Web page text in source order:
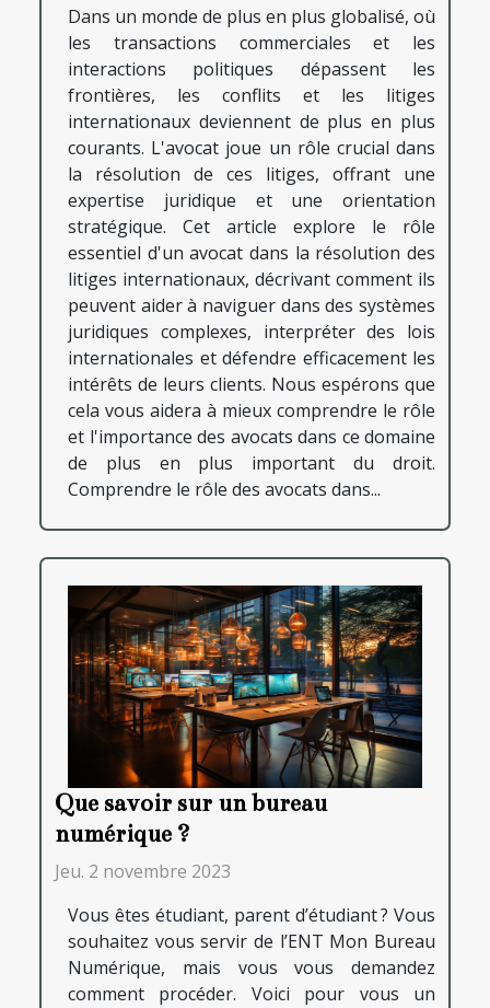
Dans un monde de plus en plus globalisé, où
les transactions commerciales et les
interactions politiques dépassent les
frontières, les conflits et les litiges
internationaux deviennent de plus en plus
courants. L'avocat joue un rôle crucial dans
la résolution de ces litiges, offrant une
expertise juridique et une orientation
stratégique. Cet article explore le rôle
essentiel d'un avocat dans la résolution des
litiges internationaux, décrivant comment ils
peuvent aider à naviguer dans des systèmes
juridiques complexes, interpréter des lois
internationales et défendre efficacement les
intérêts de leurs clients. Nous espérons que
cela vous aidera à mieux comprendre le rôle
et l'importance des avocats dans ce domaine
de plus en plus important du droit.
Comprendre le rôle des avocats dans...
Que savoir sur un bureau
numérique ?
Jeu. 2 novembre 2023
Vous êtes étudiant, parent d’étudiant ? Vous
souhaitez vous servir de l’ENT Mon Bureau
Numérique, mais vous vous demandez
comment procéder. Voici pour vous un